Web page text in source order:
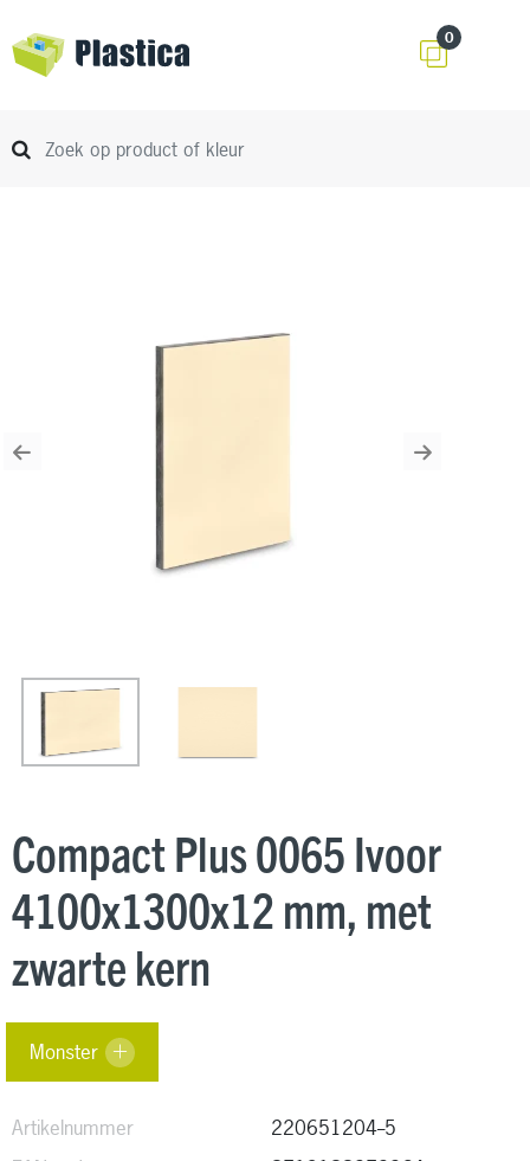
0
Previous Next
Compact Plus 0065 Ivoor
4100x1300x12 mm, met
zwarte kern
Monster
Artikelnummer
220651204--5